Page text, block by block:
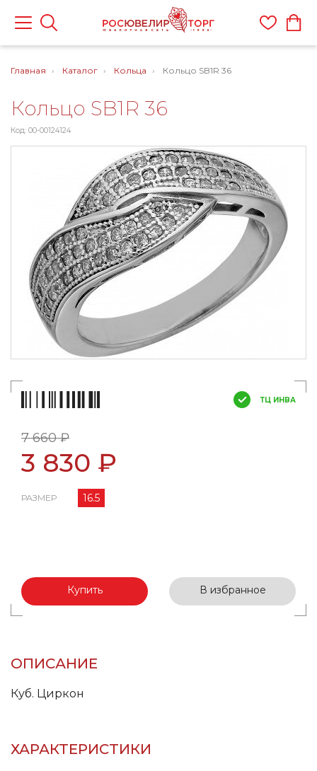
Главная Каталог Кольца Кольцо SB1R 36
Кольцо SB1R 36
Код: 00-00124124
ТЦ ИНВА
7 660 ₽
3 830 ₽
РАЗМЕР 16.5
Купить В избранное
ОПИСАНИЕ
Куб. Циркон
ХАРАКТЕРИСТИКИ